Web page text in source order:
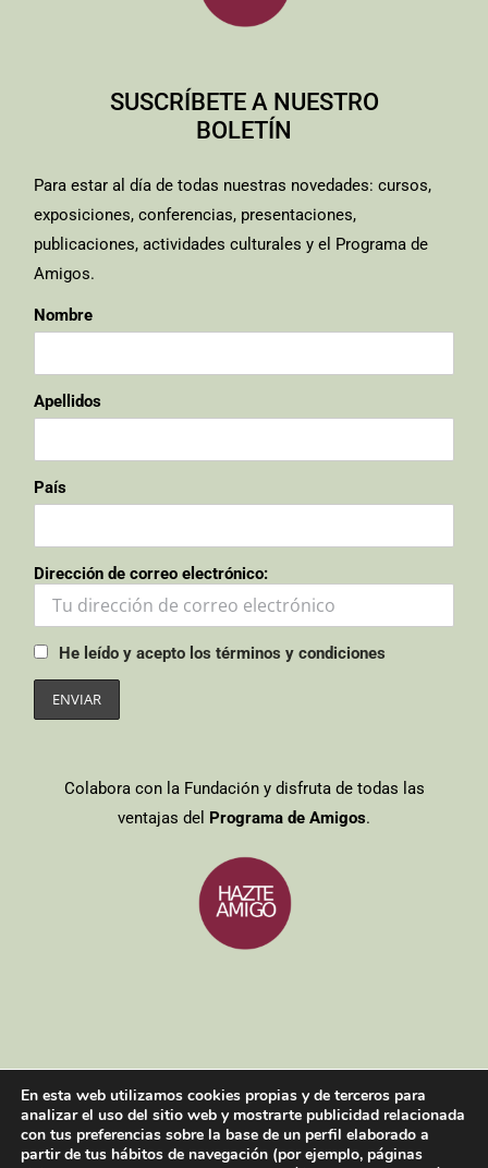
SUSCRÍBETE A NUESTRO
BOLETÍN
Para estar al día de todas nuestras novedades: cursos,
exposiciones, conferencias, presentaciones,
publicaciones, actividades culturales y el Programa de
Amigos.
Nombre
Apellidos
País
Dirección de correo electrónico:
He leído y acepto los términos y condiciones
Colabora con la Fundación y disfruta de todas las
ventajas del Programa de Amigos.
de privacidad
Copyright 2021| Todos los derechos reservados
En esta web utilizamos cookies propias y de terceros para
analizar el uso del sitio web y mostrarte publicidad relacionada
con tus preferencias sobre la base de un perfil elaborado a
partir de tus hábitos de navegación (por ejemplo, páginas